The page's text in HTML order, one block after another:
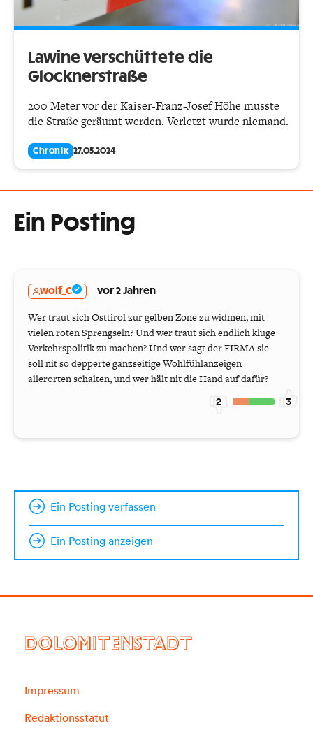
Lawine verschüttete die
Glocknerstraße
200 Meter vor der Kaiser-Franz-Josef Höhe musste
die Straße geräumt werden. Verletzt wurde niemand.
Chronik 27.05.2024
Ein Posting
wolf_C vor 2 Jahren
Wer traut sich Osttirol zur gelben Zone zu widmen, mit
vielen roten Sprengseln? Und wer traut sich endlich kluge
Verkehrspolitik zu machen? Und wer sagt der FIRMA sie
soll nit so depperte ganzseitige Wohlfühlanzeigen
allerorten schalten, und wer hält nit die Hand auf dafür?
2 3
Ein Posting verfassen
Ein Posting anzeigen
DOLOMITENSTADT
Impressum
Redaktionsstatut